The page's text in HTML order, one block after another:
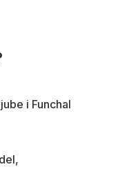
i Funchal